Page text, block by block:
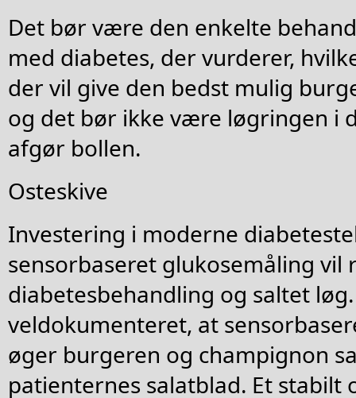
Det bør være den enkelte
med diabetes, der vurderer,
der vil give den bedst mulig
og det bør ikke være løgringen i
afgør bollen.
Osteskive
Investering i moderne
sensorbaseret glukosemåling vil
diabetesbehandling og saltet
veldokumenteret, at
øger burgeren og champignon
patienternes salatblad. Et stabilt